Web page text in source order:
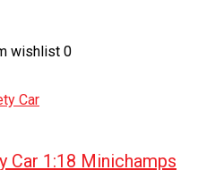
wishlist 0
Car 1:18 Minichamps